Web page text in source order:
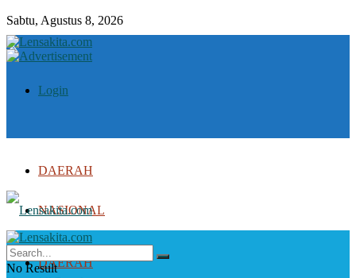
Sabtu, Agustus 8, 2026
Login
DAERAH
NASIONAL
DUNIA
DAERAH
No Result